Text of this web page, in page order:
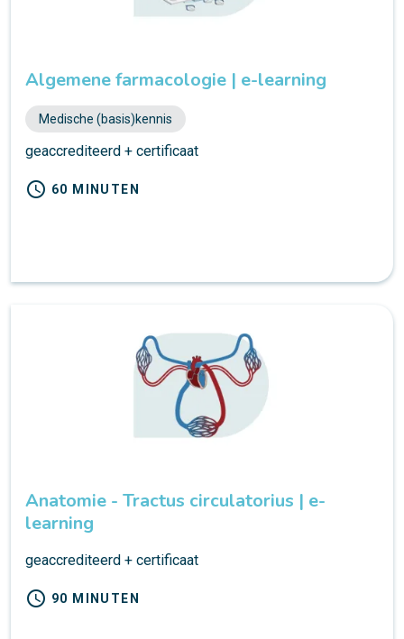
Algemene farmacologie | e-learning
Medische (basis)kennis
geaccrediteerd + certificaat
schedule 60 MINUTEN
Anatomie - Tractus circulatorius | e-
learning
geaccrediteerd + certificaat
schedule 90 MINUTEN